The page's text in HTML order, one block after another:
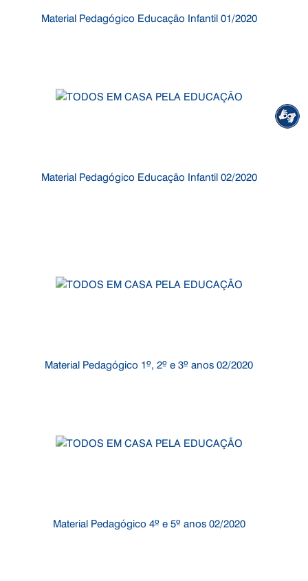
Material Pedagógico Educação Infantil 01/2020
Material Pedagógico Educação Infantil 02/2020
Material Pedagógico 1º, 2º e 3º anos 02/2020
Material Pedagógico 4º e 5º anos 02/2020